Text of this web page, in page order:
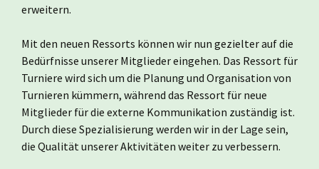
erweitern.
Mit den neuen Ressorts können wir nun gezielter auf die
Bedürfnisse unserer Mitglieder eingehen. Das Ressort für
Turniere wird sich um die Planung und Organisation von
Turnieren kümmern, während das Ressort für neue
Mitglieder für die externe Kommunikation zuständig ist.
Durch diese Spezialisierung werden wir in der Lage sein,
die Qualität unserer Aktivitäten weiter zu verbessern.